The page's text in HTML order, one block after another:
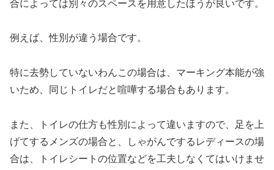
合によっては別々のスペースを用意したほうが良いです。
例えば、性別が違う場合です。
特に去勢していないわんこの場合は、マーキング本能が強
いため、同じトイレだと喧嘩する場合もあります。
また、トイレの仕方も性別によって違いますので、足を上
げてするメンズの場合と、しゃがんでするレディースの場
合は、トイレシートの位置などを工夫しなくてはいけませ